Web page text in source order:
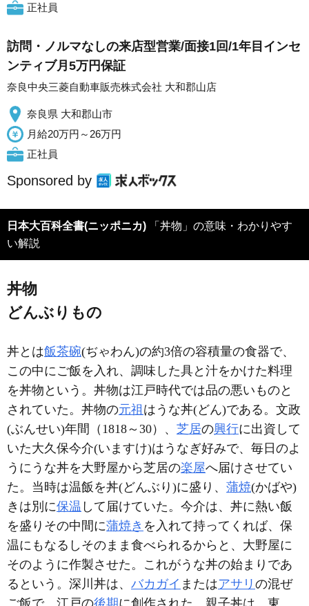
正社員
訪問・ノルマなしの来店型営業/面接1回/1年目インセ
ンティブ月5万円保証
奈良中央三菱自動車販売株式会社 大和郡山店
奈良県 大和郡山市
月給20万円～26万円
正社員
Sponsored by
日本大百科全書(ニッポニカ) 「丼物」の意味・わかりやす
い解説
丼物
どんぶりもの
丼とは飯茶碗(ぢゃわん)の約3倍の容積量の食器で、
この中にご飯を入れ、調味した具と汁をかけた料理
を丼物という。丼物は江戸時代では品の悪いものと
されていた。丼物の元祖 はうな丼(どん)である。文政
(ぶんせい)年間（1818～30）、 芝居の興行に出資して
いた大久保今介(いますけ)はうなぎ好みで、毎日のよ
うにうな丼を大野屋から芝居の楽屋へ届けさせてい
た。当時は温飯を丼(どんぶり)に盛り、 蒲焼(かばや)
きは別に保温 して届けていた。今介は、丼に熱い飯
を盛りその中間に蒲焼き を入れて持ってくれば、保
温にもなるしそのまま食べられるからと、大野屋に
そのように作製させた。これがうな丼の始まりであ
るという。深川丼は、 バカガイ またはアサリ の混ぜ
ご飯で、江戸の後期に創作された。親子丼は、東